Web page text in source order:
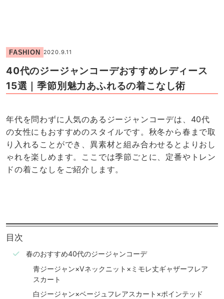
FASHION 2020.9.11
40代のジージャンコーデおすすめレディース
15選｜季節別魅力あふれるの着こなし術
年代を問わずに人気のあるジージャンコーデは、40代
の女性にもおすすめのスタイルです。秋冬から春まで取
り入れることができ、異素材と組み合わせるとよりおし
ゃれを楽しめます。ここでは季節ごとに、定番やトレン
ドの着こなしをご紹介します。
目次
春のおすすめ40代のジージャンコーデ
青ジージャン×Vネックニット×ミモレ丈ギャザーフレア
スカート
白ジージャン×ベージュフレアスカート×ポインテッド